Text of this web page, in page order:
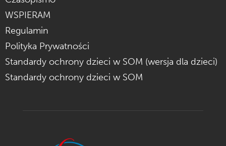
WSPIERAM
Regulamin
Polityka Prywatności
Standardy ochrony dzieci w SOM (wersja dla dzieci)
Standardy ochrony dzieci w SOM